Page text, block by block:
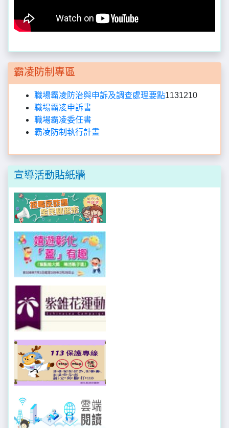
霸凌防制專區
職場霸凌防治與申訴及調查處理要點1131210
職場霸凌申訴書
職場霸凌委任書
霸凌防制執行計畫
宣導活動貼紙牆